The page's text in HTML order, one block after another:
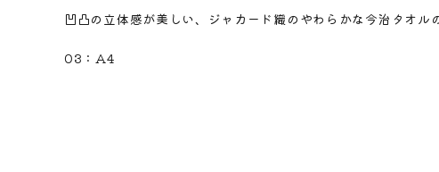
凹凸の立体感が美しい、ジャカード織のやわらかな今治タオル
03：A4